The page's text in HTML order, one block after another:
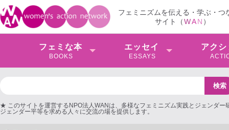
フェミニズムを伝える・学ぶ・つ
サイト（WAN ）
フェミな本
BOOKS
エッセイ
ESSAYS
アクシ
★ このサイトを運営するNPO法人WANは、多様なフェミニズム実践とジェンダー
ジェンダー平等を求める人々に交流の場を提供します。